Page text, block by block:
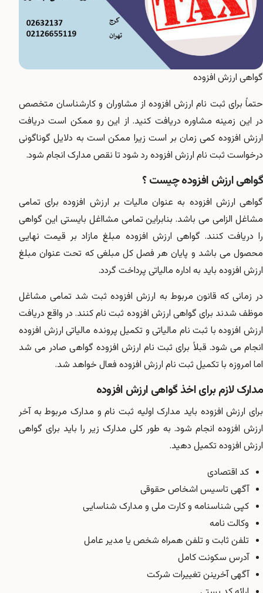
گواهی ارزش افزوده
حتماً برای ثبت نام ارزش افزوده از مشاوران و کارشناسان متخصص
در این زمینه مشاوره دریافت کنید. از این رو ممکن است دریافت
ارزش افزوده کمی زمان بر است زیرا ممکن است به دلایل گوناگونی
درخواست ثبت نام ارزش افزوده رد شود تا نقص مدارک انجام شود.
گواهی ارزش افزوده چیست ؟
گواهی ارزش افزوده به عنوان مالیات بر ارزش افزوده برای تمامی
مشاغل الزامی می باشد. بنابراین تمامی مشااغل بایستی این گواهی
را دریافت کنند. گواهی ارزش افزوده مبلغ مازاد بر قیمت نهایی
محصول می باشد و پایان هر فصل کل مبلغی که تحت عنوان مبلغ
ارزش افزوده باید به اداره مالیاتی پرداخت گردد.
در زمانی که قانون مربوط به ارزش افزوده ثبت شد تمامی مشاغل
موظف شدند برای گواهی ارزش افزوده ثبت نام کنند. در واقع دریافت
ارزش افزوده با ثبت نام مالیاتی و تکمیل پرونده مالیاتی ارزش افزوده
انجام می شود. قبلاً برای ثبت نام ارزش افزوده گواهی صادر می شد
اما امروزه با تکمیل ثبت نام ارزش افزوده فعال خواهد شد.
مدارک لازم برای اخذ گواهی ارزش افزوده
برای ارزش افزوده باید مدارک اولیه ثبت نام و مدارک مربوط به آخر
ارزش افزوده انجام شود. به طور کلی مدارک زیر را باید برای گواهی
ارزش افزوده تکمیل دهید.
کد اقتصادی
آگهی تاسیس اشخاص حقوقی
کپی شناسنامه و کارت ملی و مدارک شناسایی
وکالت نامه
تلفن ثابت و تلفن همراه شخص یا مدیر عامل
آدرس سکونت کامل
آگهی آخرینن تغییرات شرکت